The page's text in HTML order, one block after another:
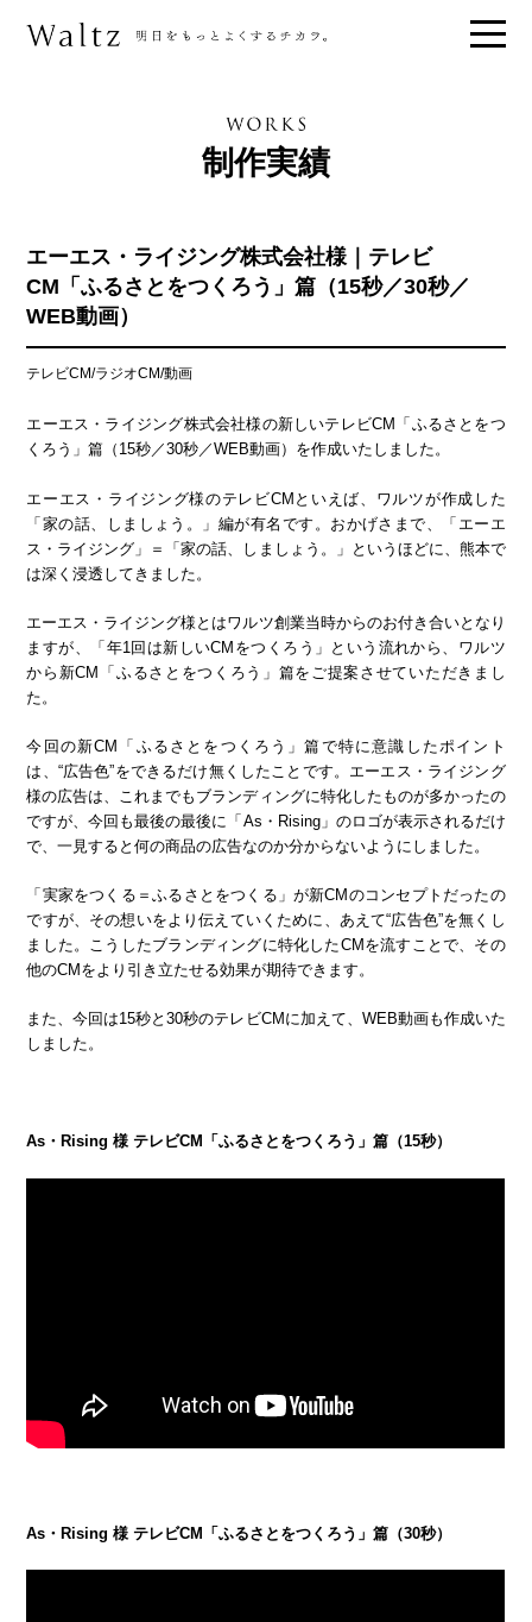
制作実績
エーエス・ライジング株式会社様｜テレビ
CM「ふるさとをつくろう」篇（15秒／30秒／
WEB動画）
テレビCM/ラジオCM/動画
エーエス・ライジング株式会社様の新しいテレビCM「ふるさとをつ
くろう」篇（15秒／30秒／WEB動画）を作成いたしました。
エーエス・ライジング様のテレビCMといえば、ワルツが作成した
「家の話、しましょう。」編が有名です。おかげさまで、「エーエ
ス・ライジング」＝「家の話、しましょう。」というほどに、熊本で
は深く浸透してきました。
エーエス・ライジング様とはワルツ創業当時からのお付き合いとなり
ますが、「年1回は新しいCMをつくろう」という流れから、ワルツ
から新CM「ふるさとをつくろう」篇をご提案させていただきまし
た。
今回の新CM「ふるさとをつくろう」篇で特に意識したポイント
は、“広告色”をできるだけ無くしたことです。エーエス・ライジング
様の広告は、これまでもブランディングに特化したものが多かったの
ですが、今回も最後の最後に「As・Rising」のロゴが表示されるだけ
で、一見すると何の商品の広告なのか分からないようにしました。
「実家をつくる＝ふるさとをつくる」が新CMのコンセプトだったの
ですが、その想いをより伝えていくために、あえて“広告色”を無くし
ました。こうしたブランディングに特化したCMを流すことで、その
他のCMをより引き立たせる効果が期待できます。
また、今回は15秒と30秒のテレビCMに加えて、WEB動画も作成いた
しました。
As・Rising 様 テレビCM「ふるさとをつくろう」篇（15秒）
As・Rising 様 テレビCM「ふるさとをつくろう」篇（30秒）